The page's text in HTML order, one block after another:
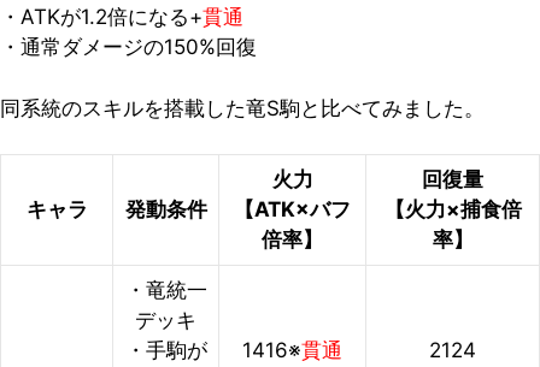
・ATKが1.2倍になる+貫通
・通常ダメージの150%回復
同系統のスキルを搭載した竜S駒と比べてみました。
キャラ 発動条件
火力
【ATK×バフ
倍率】
回復量
【火力×捕食倍
率】
・竜統一
デッキ
・手駒が
1416※貫通
2124